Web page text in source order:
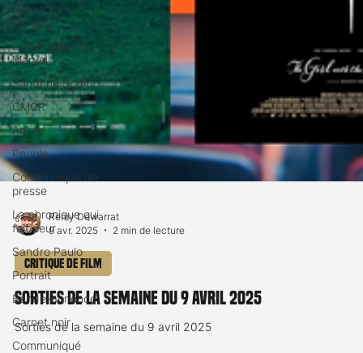
Retour en
images
Univers étendu
Marvel
Sandrine Bodin
CMCR
Anime
People
Communiqué de
presse
La chronique qui
fait peur
Sandro Paulo
Portrait
Bande-annonce
Carnet noir
Communiqué
Remy Dewarrat
9 avr. 2025
Critique de film
Sorties de la semaine du 9 avril 2025